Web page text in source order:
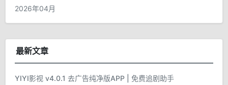
2026年04月
最新文章
YIYI影视 v4.0.1 去广告纯净版APP | 免费追剧助手